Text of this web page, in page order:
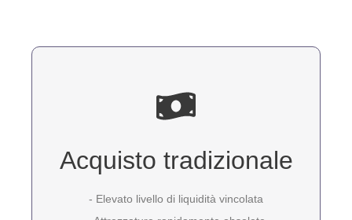
Acquisto tradizionale
- Elevato livello di liquidità vincolata